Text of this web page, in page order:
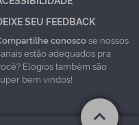
SEU FEEDBACK
conoscose nossos
estão adequados pra
Elogios também são
bem vindos!